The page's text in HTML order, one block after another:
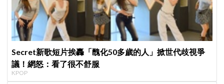
Secret新歌短片挨轟「醜化50多歲的人」掀世代歧視爭
議！網怒：看了很不舒服
KPOP